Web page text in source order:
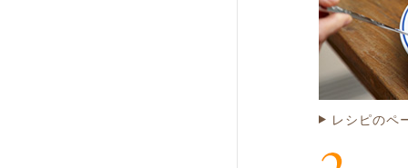
レシピのペ